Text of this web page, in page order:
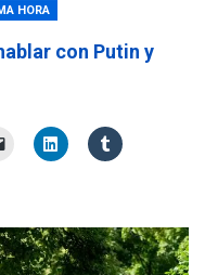
HORA
con Putin y